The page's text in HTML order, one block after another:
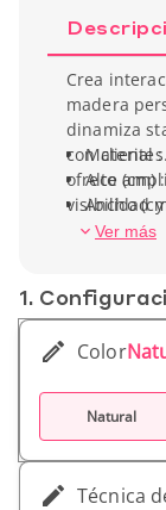
Crea
madera
dinamiza
con
ofrece
visibilidad
marca.
Material :
Alto (cm)
Ancho
Peso
Ver más
1.
Color
Natural
Técnica